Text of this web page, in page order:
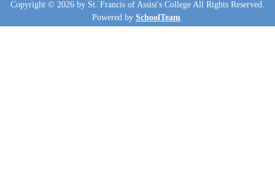
Copyright © 2026 by St. Francis of Assisi's College All Rights Reserved.
Powered by SchoolTeam